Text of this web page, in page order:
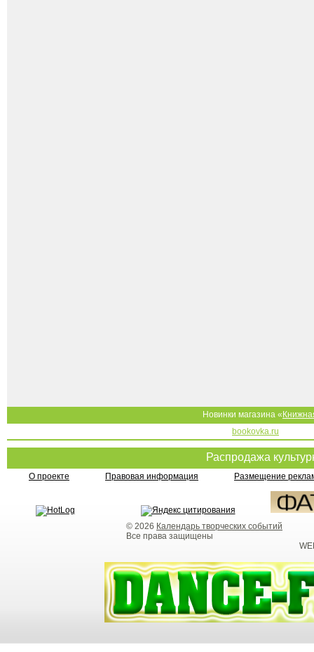
Новинки магазина «
bookovka.ru
Распродажа
О проекте Правовая информация Размещение
© 2026 Календарь творческих событий
Все права защищены